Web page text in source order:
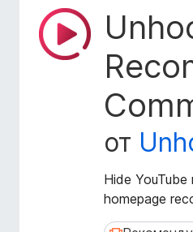
от
Hide
homepage
М
е
т